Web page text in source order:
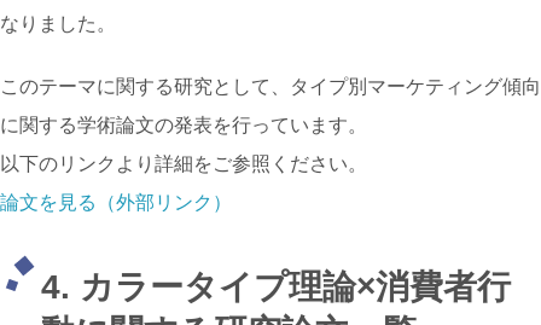
なりました。
このテーマに関する研究として、タイプ別マーケティング傾向
に関する学術論文の発表を行っています。
以下のリンクより詳細をご参照ください。
論文を見る（外部リンク）
4. カラータイプ理論×消費者行